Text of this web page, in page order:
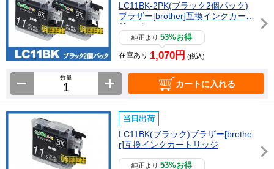
LC11BK-2PK(ブラック2個パック)
ブラザー[brother]互換インクカート
リッジ
純正より53%お得
在庫あり 1,070円 (税込)
数量
カートに入れる
当日出荷
LC11BK(ブラック)ブラザー[brothe
r]互換インクカートリッジ
純正より53%お得